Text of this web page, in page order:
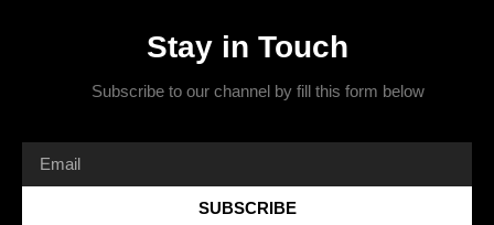
Stay in Touch
Subscribe to our channel by fill this form below
SUBSCRIBE